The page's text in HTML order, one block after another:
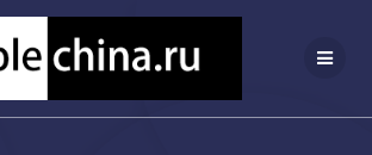
Перейти
к
содержимому